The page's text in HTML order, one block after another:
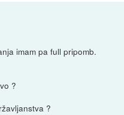
imam pa full pripomb.
?
?